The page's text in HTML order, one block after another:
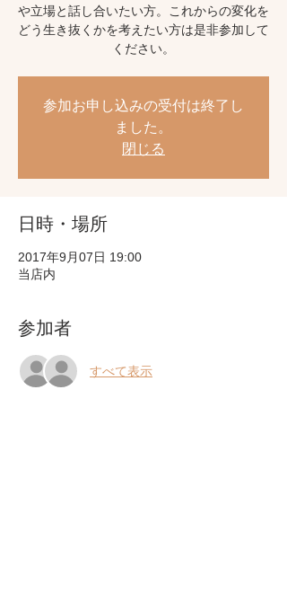
や立場と話し合いたい方。これからの変化を
どう生き抜くかを考えたい方は是非参加して
ください。
参加お申し込みの受付は終了し
ました。
閉じる
日時・場所
2017年9月07日 19:00
当店内
参加者
すべて表示